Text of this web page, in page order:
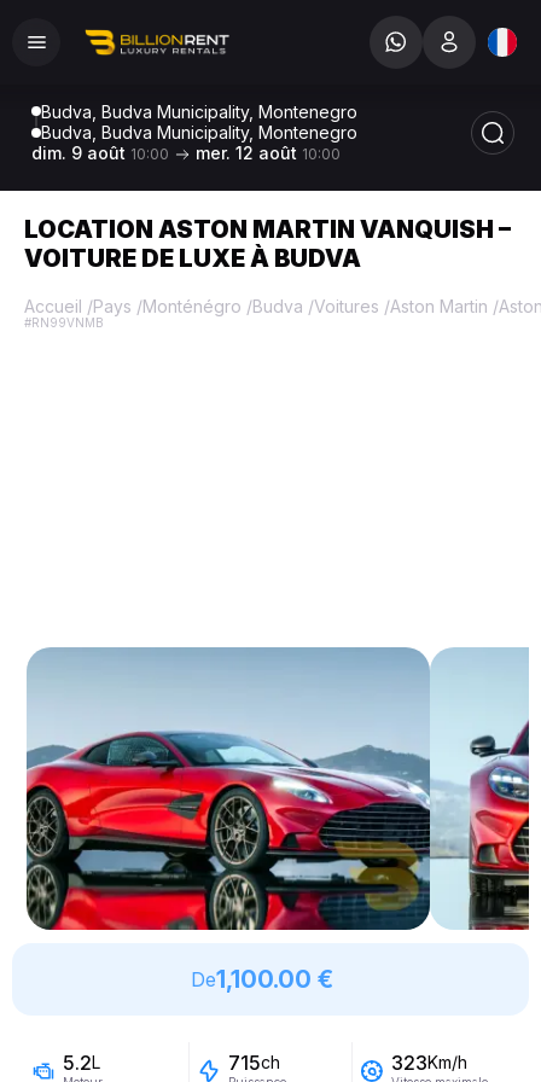
Budva, Budva Municipality, Montenegro
Budva, Budva Municipality, Montenegro
dim. 9 août 10:00 mer. 12 août 10:00
LOCATION ASTON MARTIN VANQUISH –
VOITURE DE LUXE À BUDVA
Accueil /Pays /Monténégro /Budva /Voitures /Aston Martin /
#RN99VNMB
De1,100.00 €
5.2L 715ch 323Km/h